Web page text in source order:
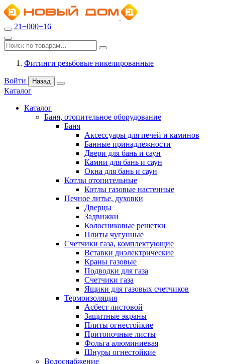
21−000−16
Фитинги резьбовые никелированные
Войти Назад
Каталог
Каталог
Баня, отопительное оборудование
Баня
Аксессуары для печей и каминов
Банные принадлежности
Двери для бань и саун
Камни для бань и саун
Окна для бань и саун
Котлы отопительные
Котлы газовые настенные
Печное литье, духовки
Дверцы
Задвижки
Колосниковые решетки
Плиты чугунные
Счетчики газа, комплектующие
Вставки диэлектрические
Краны газовые
Подводки для газа
Счетчики газа
Ящики для газовых счетчиков
Термоизоляция
Асбест листовой
Защитные экраны
Плиты огнестойкие
Притопочные листы
Фольга алюминиевая
Шнуры огнестойкие
Водоснабжение